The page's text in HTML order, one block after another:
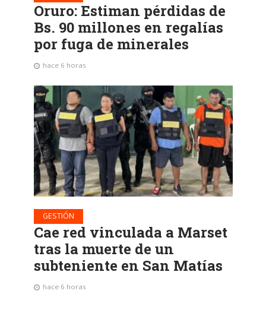
Oruro: Estiman pérdidas de
Bs. 90 millones en regalías
por fuga de minerales
hace 6 horas
GESTIÓN
Cae red vinculada a Marset
tras la muerte de un
subteniente en San Matías
hace 6 horas